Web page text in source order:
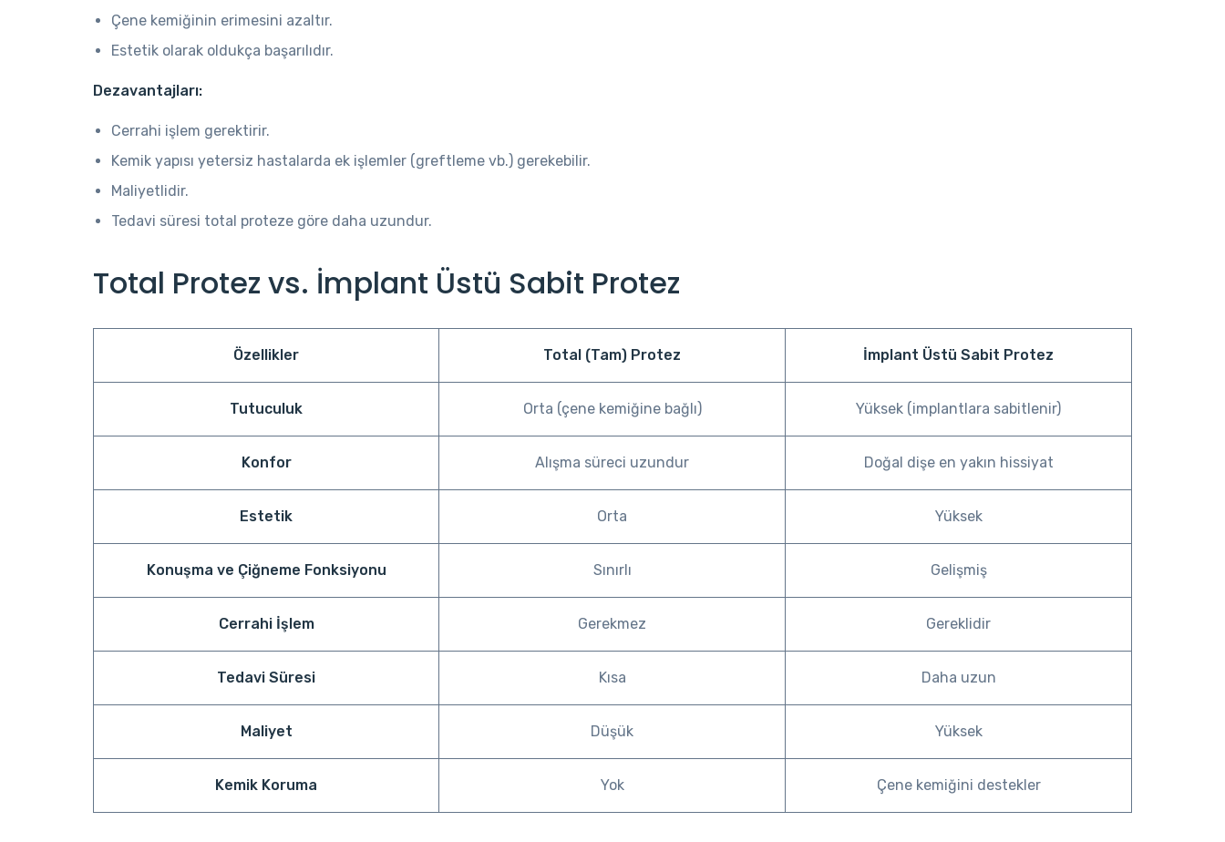
Çene kemiğinin erimesini azaltır.
Estetik olarak oldukça başarılıdır.
Dezavantajları:
Cerrahi işlem gerektirir.
Kemik yapısı yetersiz hastalarda ek işlemler (greftleme vb.) gerekebilir.
Maliyetlidir.
Tedavi süresi total proteze göre daha uzundur.
Total Protez vs. İmplant Üstü Sabit Protez
Özellikler Total (Tam) Protez İmplant Üstü Sabit Protez
Tutuculuk Orta (çene kemiğine bağlı) Yüksek (implantlara sabitlenir)
Konfor Alışma süreci uzundur Doğal dişe en yakın hissiyat
Estetik Orta Yüksek
Konuşma ve Çiğneme Fonksiyonu Sınırlı Gelişmiş
Cerrahi İşlem Gerekmez Gereklidir
Tedavi Süresi Kısa Daha uzun
Maliyet Düşük Yüksek
Kemik Koruma Yok Çene kemiğini destekler